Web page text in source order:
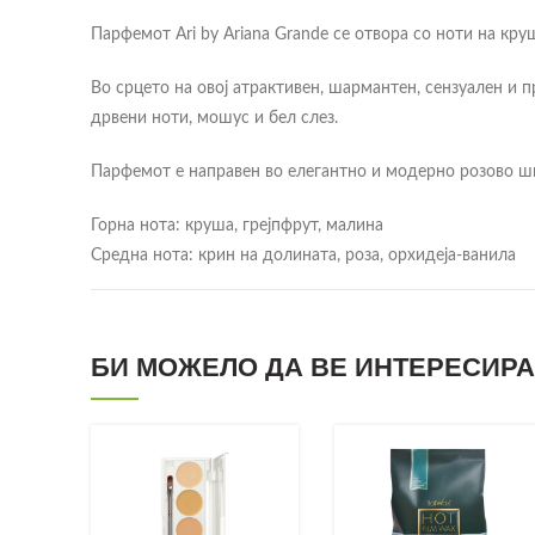
Парфемот Ari by Ariana Grande се отвора со ноти на
Во срцето на овој атрактивен, шармантен, сензуален
дрвени ноти, мошус и бел слез.
Парфемот е направен во елегантно и модерно розово
Горна нота: круша, грејпфрут, малина
Средна нота: крин на долината, роза, орхидеја-ванила
БИ МОЖЕЛО ДА ВЕ